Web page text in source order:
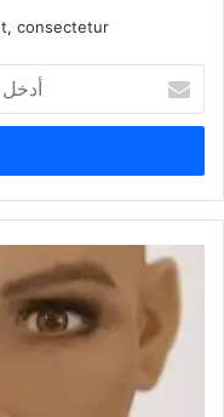
consectetur.
بريدك
الإلكتروني